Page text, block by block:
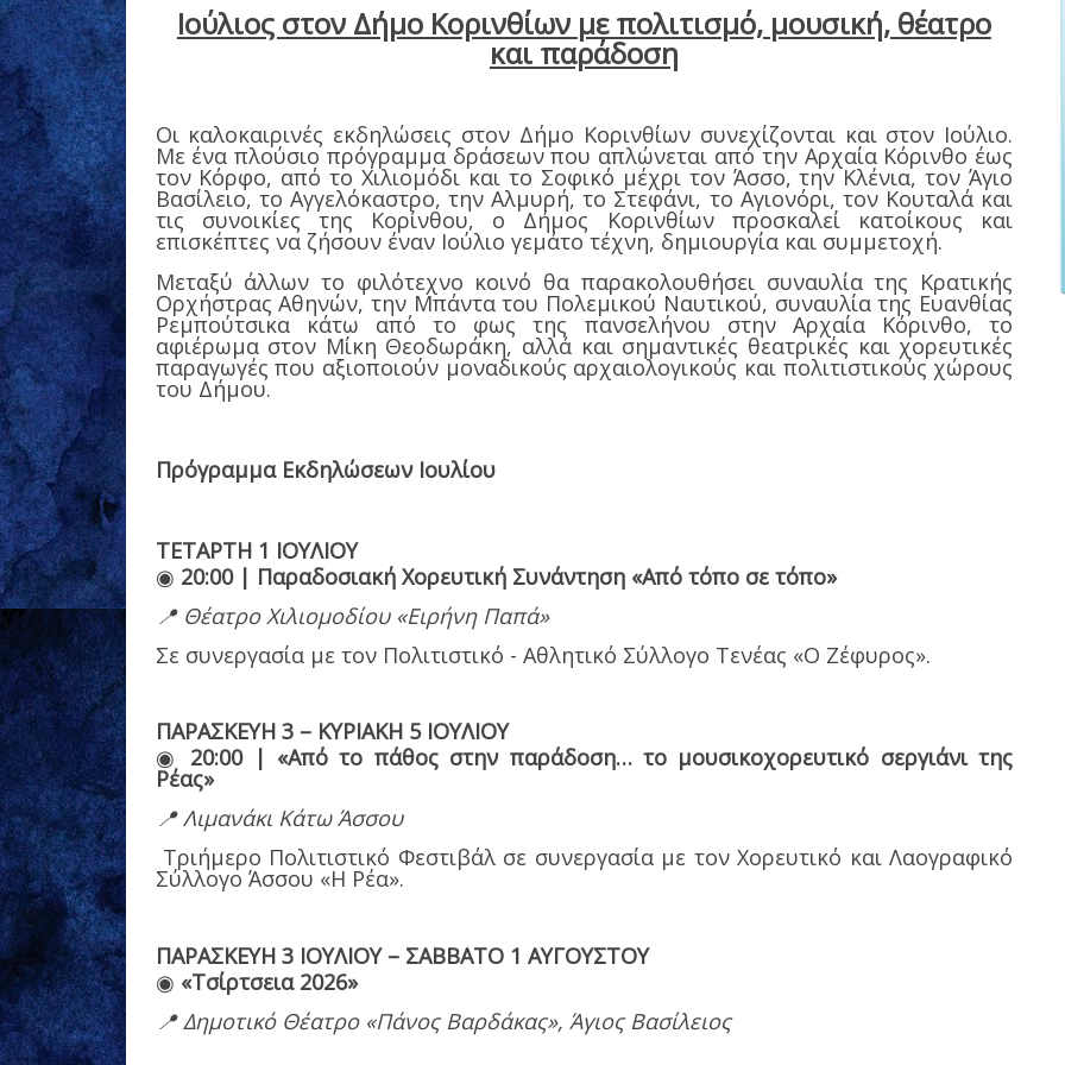
Ιούλιος στον Δήμο Κορινθίων με πολιτισμό, μουσική, θέατρο
και παράδοση
Οι καλοκαιρινές εκδηλώσεις στον Δήμο Κορινθίων συνεχίζονται και στον Ιούλιο.
Με ένα πλούσιο πρόγραμμα δράσεων που απλώνεται από την Αρχαία Κόρινθο έως
τον Κόρφο, από το Χιλιομόδι και το Σοφικό μέχρι τον Άσσο, την Κλένια, τον Άγιο
Βασίλειο, το Αγγελόκαστρο, την Αλμυρή, το Στεφάνι, το Αγιονόρι, τον Κουταλά και
τις συνοικίες της Κορίνθου, ο Δήμος Κορινθίων προσκαλεί κατοίκους και
επισκέπτες να ζήσουν έναν Ιούλιο γεμάτο τέχνη, δημιουργία και συμμετοχή.
Μεταξύ άλλων το φιλότεχνο κοινό θα παρακολουθήσει συναυλία της Κρατικής
Ορχήστρας Αθηνών, την Μπάντα του Πολεμικού Ναυτικού, συναυλία της Ευανθίας
Ρεμπούτσικα κάτω από το φως της πανσελήνου στην Αρχαία Κόρινθο, το
αφιέρωμα στον Μίκη Θεοδωράκη, αλλά και σημαντικές θεατρικές και χορευτικές
παραγωγές που αξιοποιούν μοναδικούς αρχαιολογικούς και πολιτιστικούς χώρους
του Δήμου.
Πρόγραμμα Εκδηλώσεων Ιουλίου
ΤΕΤΑΡΤΗ 1 ΙΟΥΛΙΟΥ
◉ 20:00 | Παραδοσιακή Χορευτική Συνάντηση «Από τόπο σε τόπο»
📍 Θέατρο Χιλιομοδίου «Ειρήνη Παπά»
Σε συνεργασία με τον Πολιτιστικό - Αθλητικό Σύλλογο Τενέας «Ο Ζέφυρος».
ΠΑΡΑΣΚΕΥΗ 3 – ΚΥΡΙΑΚΗ 5 ΙΟΥΛΙΟΥ
◉
20:00 | «Από το πάθος στην παράδοση… το μουσικοχορευτικό σεργιάνι της
Ρέας»
📍 Λιμανάκι Κάτω Άσσου
Τριήμερο Πολιτιστικό Φεστιβάλ σε συνεργασία με τον Χορευτικό και Λαογραφικό
Σύλλογο Άσσου «Η Ρέα».
ΠΑΡΑΣΚΕΥΗ 3 ΙΟΥΛΙΟΥ – ΣΑΒΒΑΤΟ 1 ΑΥΓΟΥΣΤΟΥ
◉ «Τσίρτσεια 2026»
📍 Δημοτικό Θέατρο «Πάνος Βαρδάκας», Άγιος Βασίλειος